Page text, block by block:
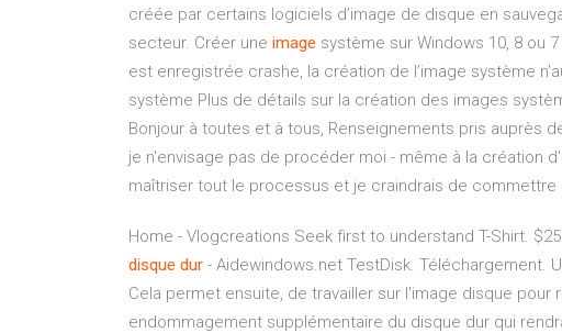
créée par certains logiciels d’image de disque en
secteur. Créer une image système sur Windows 10, 8 ou
est enregistrée crashe, la création de l’image système
système Plus de détails sur la création des images
Bonjour à toutes et à tous, Renseignements pris auprès
je n'envisage pas de procéder moi - même à la création
maîtriser tout le processus et je craindrais de commettre
Home - Vlogcreations Seek first to understand T-Shirt.
disque dur - Aidewindows.net TestDisk. Téléchargement.
Cela permet ensuite, de travailler sur l'image disque pour
endommagement supplémentaire du disque dur qui